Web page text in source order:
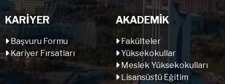
KARİYER
Başvuru Formu
Kariyer Fırsatları
AKADEMİK
Fakülteler
Yüksekokullar
Meslek Yüksekokulları
Lisansüstü Eğitim